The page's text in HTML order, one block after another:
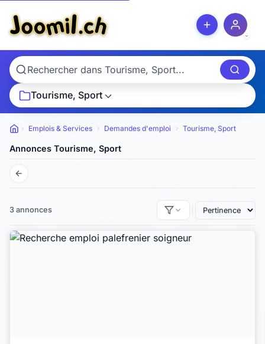
Tourisme, Sport
Petites annonces
Emplois & Services Demandes d'emploi Tourisme, Sport
Annonces Tourisme, Sport
3 annonces